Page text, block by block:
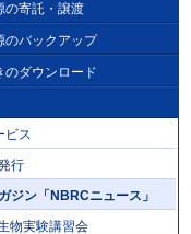
の寄託・譲渡
のバックアップ
のダウンロード
ビス
行
ジン「NBRCニュース」
物実験講習会